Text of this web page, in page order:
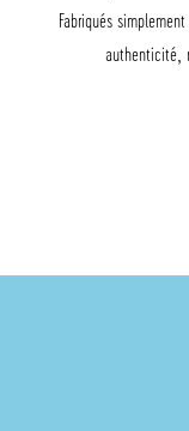
Fabriqués
authenticité,